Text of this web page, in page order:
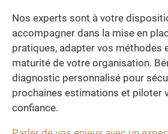
Nos experts sont à votre
accompagner dans la mise en
pratiques, adapter vos méthodes
maturité de votre organisation.
diagnostic personnalisé pour
prochaines estimations et piloter
confiance.